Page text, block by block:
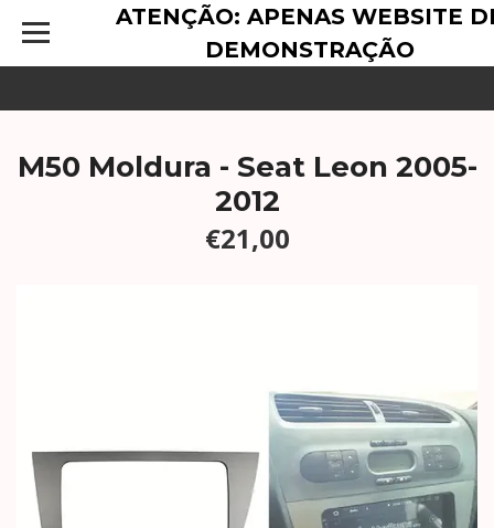
ATENÇÃO: APENAS WEBSITE
DEMONSTRAÇÃO
M50 Moldura - Seat Leon 2005-
2012
€21,00